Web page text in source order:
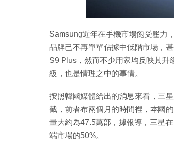
Samsung近年在手機市場飽受壓力
品牌已不再單單佔據中低階市場，
S9 Plus，然而不少用家均反映其升
級，也是情理之中的事情。
按照韓國媒體給出的消息來看，三
截，前者布兩個月的時間裡，本國
量大約為47.5萬部，據報導，三星
端市場的50%。